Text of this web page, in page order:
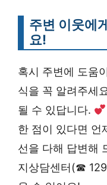
주변 이웃에
요!
혹시 주변에 도움
식을 꼭 알려주세
될 수 있답니다.
한 점이 있다면 언
선을 다해 답변해
지상담센터(☎